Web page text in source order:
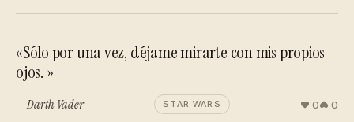
«Sólo por una vez, déjame mirarte con mis propios
ojos. »
— Darth Vader STAR WARS 0 0